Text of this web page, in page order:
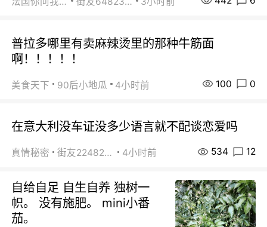
普拉多哪里有卖麻辣烫里的那种牛筋面
啊！！！！！
美食天下 90后小地瓜 4小时前 100 0
在意大利没车证没多少语言就不配谈恋爱吗
真情秘密 街友22482465 4小时前 534 12
自给自足 自生自养 独树一
帜。 没有施肥。 mini小番
茄。